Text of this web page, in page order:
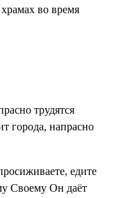
во время
трудятся
города, напрасно
едите
Своему Он даёт